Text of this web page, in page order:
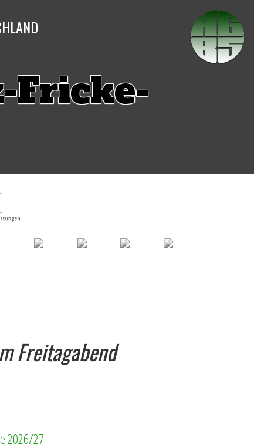
Fricke-
Freitagabend
2026/27